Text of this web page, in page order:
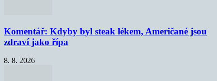
Komentář: Kdyby byl steak lékem, Američané jsou
zdraví jako řípa
8. 8. 2026